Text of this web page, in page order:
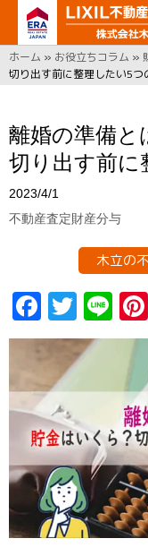
ホーム » お役立ちコラム »
切り出す前に整理したい5つ
離婚の準備と
切り出す前に
2023/4/1
不動産査定財産分与
木立の
F
a
ce
b
o
o
k
T
w
it
t
er
Li
n